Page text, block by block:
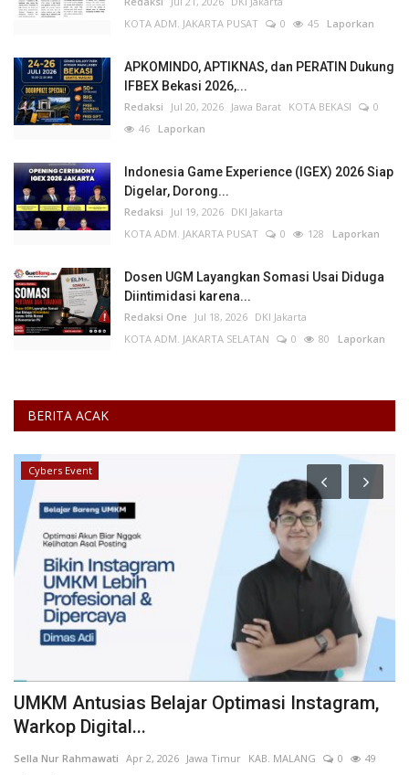
KOTA ADM. JAKARTA PUSAT
0 45 Laporkan
APKOMINDO, APTIKNAS, dan PERATIN Dukung
IFBEX Bekasi 2026,...
Redaksi Jul 20, 2026 Jawa Barat KOTA BEKASI
0
46 Laporkan
Indonesia Game Experience (IGEX) 2026 Siap
Digelar, Dorong...
Redaksi Jul 19, 2026 DKI Jakarta
KOTA ADM. JAKARTA PUSAT
0 128 Laporkan
Dosen UGM Layangkan Somasi Usai Diduga
Diintimidasi karena...
Redaksi One Jul 18, 2026 DKI Jakarta
KOTA ADM. JAKARTA SELATAN
0 80 Laporkan
BERITA ACAK
Cybers Event
UMKM Antusias Belajar Optimasi Instagram,
Warkop Digital...
Sella Nur Rahmawati Apr 2, 2026 Jawa Timur KAB. MALANG 0
49